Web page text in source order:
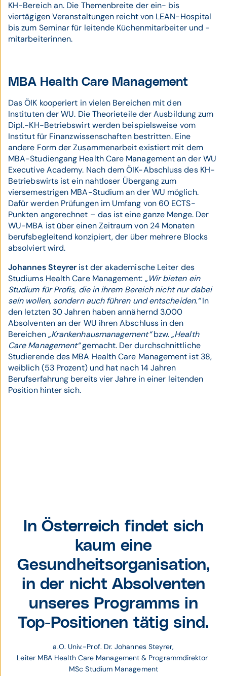
KH-Bereich an. Die Themenbreite der ein- bis
viertägigen Veranstaltungen reicht von LEAN-Hospital
bis zum Seminar für leitende Küchenmitarbeiter und -
mitarbeiterinnen.
MBA Health Care Management
Das ÖIK kooperiert in vielen Bereichen mit den
Instituten der WU. Die Theorieteile der Ausbildung zum
Dipl.-KH-Betriebswirt werden beispielsweise vom
Institut für Finanzwissenschaften bestritten. Eine
andere Form der Zusammenarbeit existiert mit dem
MBA-Studiengang Health Care Management an der WU
Executive Academy. Nach dem ÖIK-Abschluss des KH-
Betriebswirts ist ein nahtloser Übergang zum
viersemestrigen MBA-Studium an der WU möglich.
Dafür werden Prüfungen im Umfang von 60 ECTS-
Punkten angerechnet – das ist eine ganze Menge. Der
WU-MBA ist über einen Zeitraum von 24 Monaten
berufsbegleitend konzipiert, der über mehrere Blocks
absolviert wird.
Johannes Steyrer ist der akademische Leiter des
Studiums Health Care Management: „Wir bieten ein
Studium für Profis, die in ihrem Bereich nicht nur dabei
sein wollen, sondern auch führen und entscheiden.“In
den letzten 30 Jahren haben annähernd 3.000
Absolventen an der WU ihren Abschluss in den
Bereichen„Krankenhausmanagement“bzw.„Health
Care Management“gemacht. Der durchschnittliche
Studierende des MBA Health Care Management ist 38,
weiblich (53 Prozent) und hat nach 14 Jahren
Berufserfahrung bereits vier Jahre in einer leitenden
Position hinter sich.
Johannes
Steyrer,Leiter MBA
Health Care
Programmdirektor
MSc Studium
Management.
In Österreich findet sich
kaum eine
Gesundheitsorganisation,
in der nicht Absolventen
unseres Programms in
Top-Positionen tätig sind.
a.O. Univ.-Prof. Dr. Johannes Steyrer,
Leiter MBA Health Care Management & Programmdirektor
MSc Studium Management